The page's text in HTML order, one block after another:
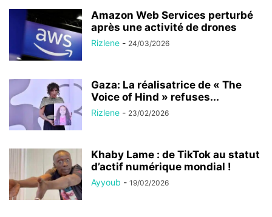
Amazon Web Services perturbé
après une activité de drones
Rizlene - 24/03/2026
Gaza: La réalisatrice de « The
Voice of Hind » refuses...
Rizlene - 23/02/2026
Khaby Lame : de TikTok au statut
d’actif numérique mondial !
Ayyoub - 19/02/2026